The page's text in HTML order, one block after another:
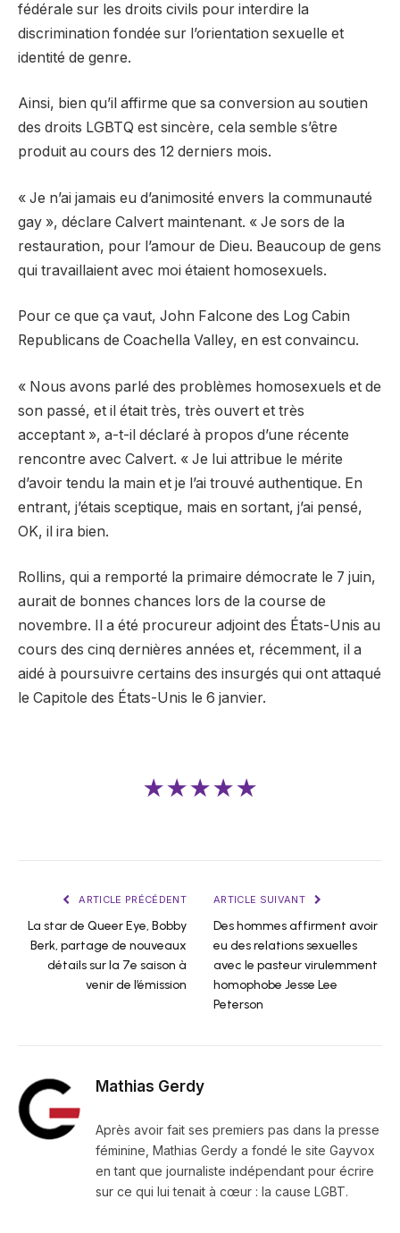
fédérale sur les droits civils pour interdire la
discrimination fondée sur l’orientation sexuelle et
identité de genre.
Ainsi, bien qu’il affirme que sa conversion au soutien
des droits LGBTQ est sincère, cela semble s’être
produit au cours des 12 derniers mois.
« Je n’ai jamais eu d’animosité envers la communauté
gay », déclare Calvert maintenant. « Je sors de la
restauration, pour l’amour de Dieu. Beaucoup de gens
qui travaillaient avec moi étaient homosexuels.
Pour ce que ça vaut, John Falcone des Log Cabin
Republicans de Coachella Valley, en est convaincu.
« Nous avons parlé des problèmes homosexuels et de
son passé, et il était très, très ouvert et très
acceptant », a-t-il déclaré à propos d’une récente
rencontre avec Calvert. « Je lui attribue le mérite
d’avoir tendu la main et je l’ai trouvé authentique. En
entrant, j’étais sceptique, mais en sortant, j’ai pensé,
OK, il ira bien.
Rollins, qui a remporté la primaire démocrate le 7 juin,
aurait de bonnes chances lors de la course de
novembre. Il a été procureur adjoint des États-Unis au
cours des cinq dernières années et, récemment, il a
aidé à poursuivre certains des insurgés qui ont attaqué
le Capitole des États-Unis le 6 janvier.
★★★★★
ARTICLE PRÉCÉDENT
La star de Queer Eye, Bobby
Berk, partage de nouveaux
détails sur la 7e saison à
venir de l’émission
ARTICLE SUIVANT
Des hommes affirment avoir
eu des relations sexuelles
avec le pasteur virulemment
homophobe Jesse Lee
Peterson
Mathias Gerdy
Après avoir fait ses premiers pas dans la presse
féminine, Mathias Gerdy a fondé le site Gayvox
en tant que journaliste indépendant pour écrire
sur ce qui lui tenait à cœur : la cause LGBT.